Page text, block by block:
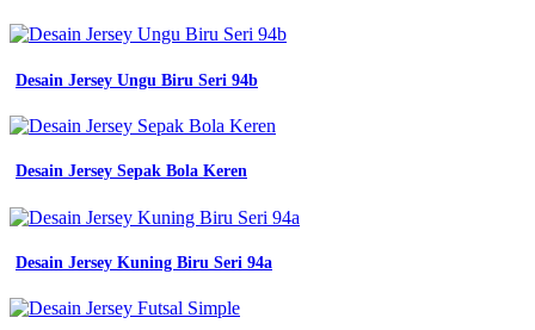
Desain Jersey Ungu Biru Seri 94b
Desain Jersey Sepak Bola Keren
Desain Jersey Kuning Biru Seri 94a